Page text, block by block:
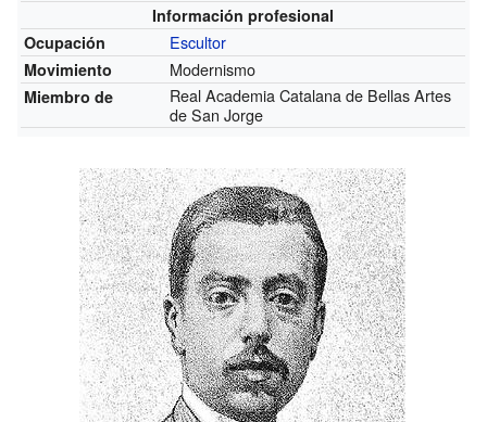
Información profesional
Ocupación
Escultor
Movimiento Modernismo
Miembro de
Real Academia Catalana de Bellas Artes
de San Jorge